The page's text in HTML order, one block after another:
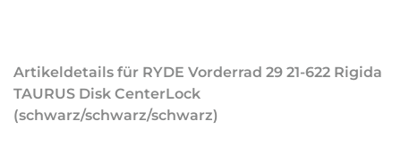
Artikeldetails für RYDE Vorderrad 29 21-622 Rigida
TAURUS Disk CenterLock
(schwarz/schwarz/schwarz)